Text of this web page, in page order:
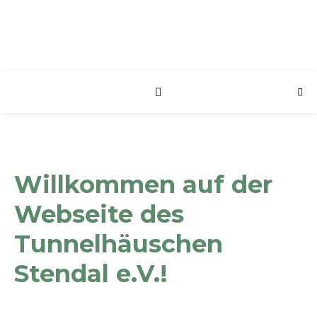
Willkommen auf der
Webseite des
Tunnelhäuschen
Stendal e.V.!